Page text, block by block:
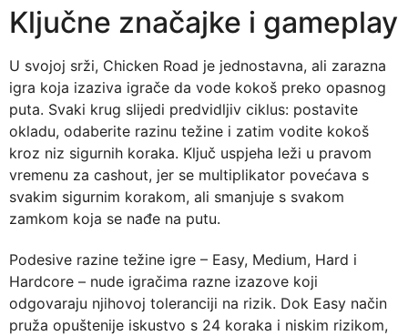
Ključne značajke i gameplay
U svojoj srži, Chicken Road je jednostavna, ali zarazna
igra koja izaziva igrače da vode kokoš preko opasnog
puta. Svaki krug slijedi predvidljiv ciklus: postavite
okladu, odaberite razinu težine i zatim vodite kokoš
kroz niz sigurnih koraka. Ključ uspjeha leži u pravom
vremenu za cashout, jer se multiplikator povećava s
svakim sigurnim korakom, ali smanjuje s svakom
zamkom koja se nađe na putu.
Podesive razine težine igre – Easy, Medium, Hard i
Hardcore – nude igračima razne izazove koji
odgovaraju njihovoj toleranciji na rizik. Dok Easy način
pruža opuštenije iskustvo s 24 koraka i niskim rizikom,